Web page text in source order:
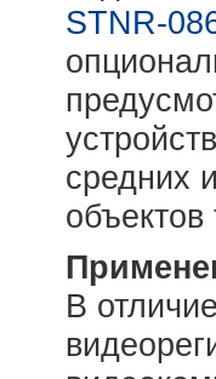
STNR-
средних
В